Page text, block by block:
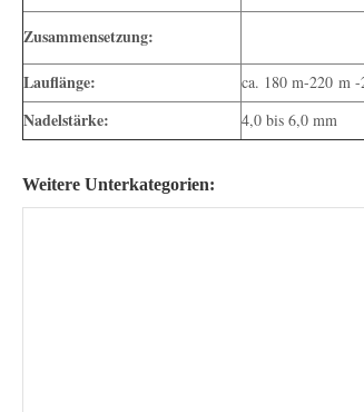
Zusammensetzung:
Lauflänge:
ca. 180 m-220 m
Nadelstärke: 4,0 bis 6,0 mm
Weitere Unterkategorien: